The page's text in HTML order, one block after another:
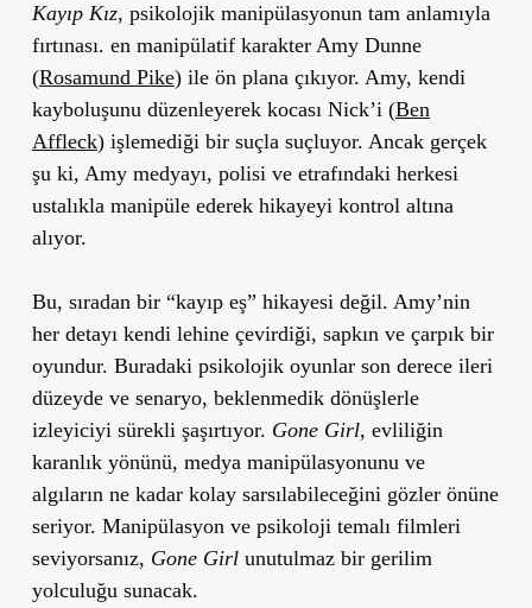
Kayıp Kız, psikolojik manipülasyonun tam anlamıyla
fırtınası. en manipülatif karakter Amy Dunne
(Rosamund Pike) ile ön plana çıkıyor. Amy, kendi
kayboluşunu düzenleyerek kocası Nick’i (Ben
Affleck) işlemediği bir suçla suçluyor. Ancak gerçek
şu ki, Amy medyayı, polisi ve etrafındaki herkesi
ustalıkla manipüle ederek hikayeyi kontrol altına
alıyor.
Bu, sıradan bir “kayıp eş” hikayesi değil. Amy’nin
her detayı kendi lehine çevirdiği, sapkın ve çarpık bir
oyundur. Buradaki psikolojik oyunlar son derece ileri
düzeyde ve senaryo, beklenmedik dönüşlerle
izleyiciyi sürekli şaşırtıyor. Gone Girl, evliliğin
karanlık yönünü, medya manipülasyonunu ve
algıların ne kadar kolay sarsılabileceğini gözler önüne
seriyor. Manipülasyon ve psikoloji temalı filmleri
seviyorsanız, Gone Girlunutulmaz bir gerilim
yolculuğu sunacak.